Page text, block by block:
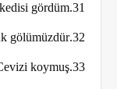
31.Dün ilk defa Van kedisi gördüm.
32.Van gölü en büyük gölümüzdür.
33.Pastanın üzerine Hindistan Cevizi koymuş.